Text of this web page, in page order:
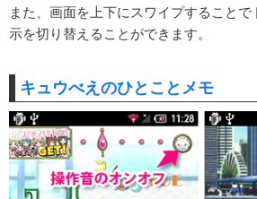
また、画面を上下にスワイプすること
示を切り替えることができます。
キュウべえのひとことメモ